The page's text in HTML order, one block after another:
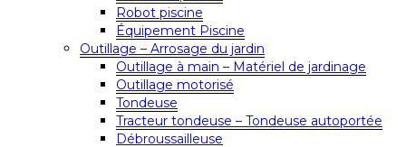
Robot piscine
Équipement Piscine
Outillage – Arrosage du jardin
Outillage à main – Matériel de jardinage
Outillage motorisé
Tondeuse
Tracteur tondeuse – Tondeuse autoportée
Débroussailleuse